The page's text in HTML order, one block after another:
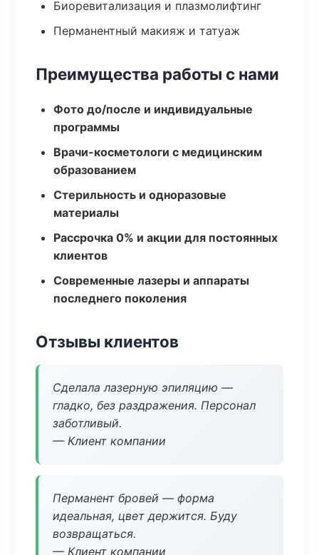
Биоревитализация и плазмолифтинг
Перманентный макияж и татуаж
Преимущества работы с нами
Фото до/после и индивидуальные
программы
Врачи-косметологи с медицинским
образованием
Стерильность и одноразовые
материалы
Рассрочка 0% и акции для постоянных
клиентов
Современные лазеры и аппараты
последнего поколения
Отзывы клиентов
Сделала лазерную эпиляцию —
гладко, без раздражения. Персонал
заботливый.
— Клиент компании
Перманент бровей — форма
идеальная, цвет держится. Буду
возвращаться.
— Клиент компании